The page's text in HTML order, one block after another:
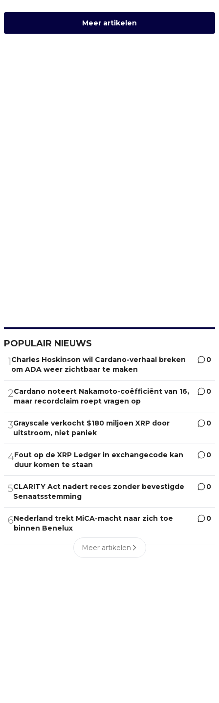
Meer artikelen
POPULAIR NIEUWS
1Charles Hoskinson wil Cardano-verhaal breken
om ADA weer zichtbaar te maken
0
2Cardano noteert Nakamoto-coëfficiënt van 16,
maar recordclaim roept vragen op
0
3Grayscale verkocht $180 miljoen XRP door
uitstroom, niet paniek
0
4Fout op de XRP Ledger in exchangecode kan
duur komen te staan
0
5CLARITY Act nadert reces zonder bevestigde
Senaatsstemming
0
6Nederland trekt MiCA-macht naar zich toe
binnen Benelux
0
Meer artikelen